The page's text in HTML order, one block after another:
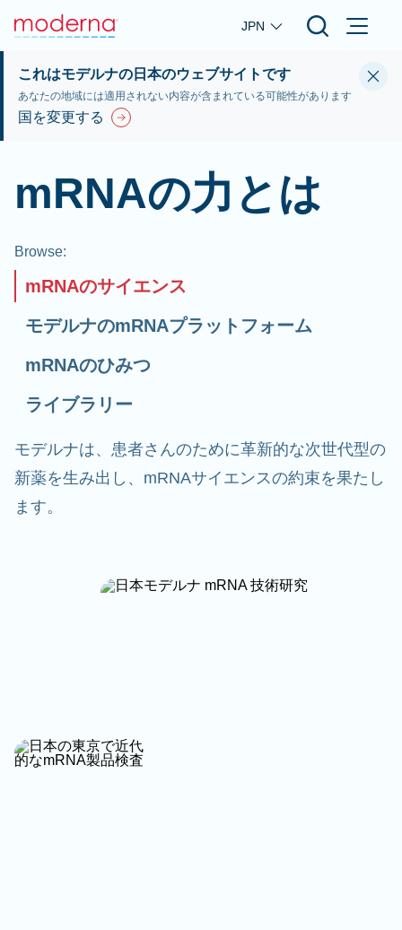
Skip to main content
JPN
これはモデルナの日本のウェブサイトです
あなたの地域には適用されない内容が含まれている可能性があります
国を変更する
mRNAの力とは
Browse:
mRNAのサイエンス
モデルナのmRNAプラットフォーム
mRNAのひみつ
ライブラリー
モデルナは、患者さんのために革新的な次世代型の
新薬を生み出し、mRNAサイエンスの約束を果たし
ます。